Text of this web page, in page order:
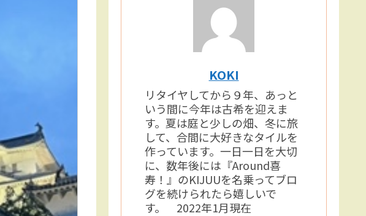
KOKI
リタイヤしてから９年、あっと
いう間に今年は古希を迎えま
す。夏は庭と少しの畑、冬に旅
して、合間に大好きなタイルを
作っています。一日一日を大切
に、数年後には『Around喜
寿！』のKIJUUを名乗ってブロ
グを続けられたら嬉しいで
す。 2022年1月現在